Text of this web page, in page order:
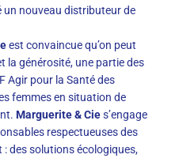
un nouveau distributeur de
est convaincue qu’on peut
la générosité, une partie des
Agir pour la Santé des
femmes en situation de
Marguerite & Cies’engage
respectueuses des
: des solutions écologiques,